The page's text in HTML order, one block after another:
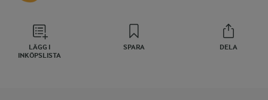
LÄGG I
INKÖPSLISTA
SPARA DELA